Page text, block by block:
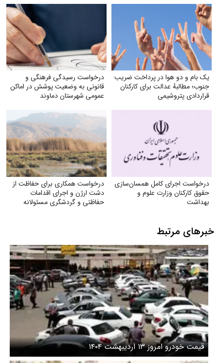
یک بام و دو هوا در پرداخت ضریب
جنوب؛ مطالبهٔ عدالت برای کارکنان
قراردادی پتروشیمی
درخواست رسیدگی فرهنگی و
قانونی به وضعیت پوشش در اماکن
عمومی شهرستان دماوند
درخواست اجرای کامل همسان‌سازی
حقوق کارکنان وزارت علوم و
بهداشت
درخواست همکاری برای حفاظت از
دشت ارژن و اجرای اقدامات
حفاظتی و گردشگری مسئولانه
خبرهای مرتبط
قیمت خودرو امروز ۱۳ اردیبهشت ۱۴۰۴